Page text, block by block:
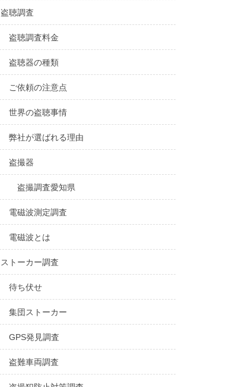
盗聴調査
盗聴調査料金
盗聴器の種類
ご依頼の注意点
世界の盗聴事情
弊社が選ばれる理由
盗撮器
盗撮調査愛知県
電磁波測定調査
電磁波とは
ストーカー調査
待ち伏せ
集団ストーカー
GPS発見調査
盗難車両調査